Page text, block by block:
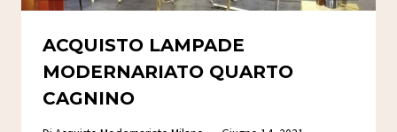
ACQUISTO LAMPADE
MODERNARIATO QUARTO
CAGNINO